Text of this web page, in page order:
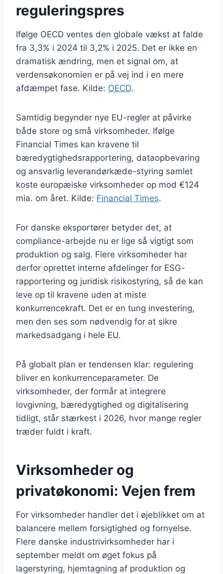
reguleringspres
Ifølge OECD ventes den globale vækst at falde
fra 3,3% i 2024 til 3,2% i 2025. Det er ikke en
dramatisk ændring, men et signal om, at
verdensøkonomien er på vej ind i en mere
afdæmpet fase. Kilde: OECD.
Samtidig begynder nye EU-regler at påvirke
både store og små virksomheder. Ifølge
Financial Times kan kravene til
bæredygtighedsrapportering, dataopbevaring
og ansvarlig leverandørkæde-styring samlet
koste europæiske virksomheder op mod €124
mia. om året. Kilde: Financial Times.
For danske eksportører betyder det, at
compliance-arbejde nu er lige så vigtigt som
produktion og salg. Flere virksomheder har
derfor oprettet interne afdelinger for ESG-
rapportering og juridisk risikostyring, så de kan
leve op til kravene uden at miste
konkurrencekraft. Det er en tung investering,
men den ses som nødvendig for at sikre
markedsadgang i hele EU.
På globalt plan er tendensen klar: regulering
bliver en konkurrenceparameter. De
virksomheder, der formår at integrere
lovgivning, bæredygtighed og digitalisering
tidligt, står stærkest i 2026, hvor mange regler
træder fuldt i kraft.
Virksomheder og
privatøkonomi: Vejen frem
For virksomheder handler det i øjeblikket om at
balancere mellem forsigtighed og fornyelse.
Flere danske industrivirksomheder har i
september meldt om øget fokus på
lagerstyring, hjemtagning af produktion og